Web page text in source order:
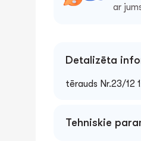
ar
Detalizēta
tērauds Nr.23/12
Tehniskie